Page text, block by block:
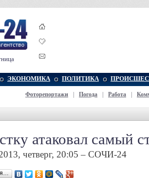
ЭКОНОМИКА ПОЛИТИКА
Фоторепортажи Погода Работа
атаковал самый
четверг, 20:05 – СОЧИ-24